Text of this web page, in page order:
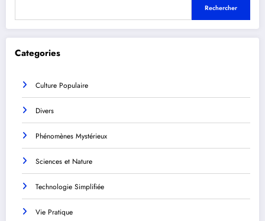
Rechercher
Categories
Culture Populaire
Divers
Phénomènes Mystérieux
Sciences et Nature
Technologie Simplifiée
Vie Pratique